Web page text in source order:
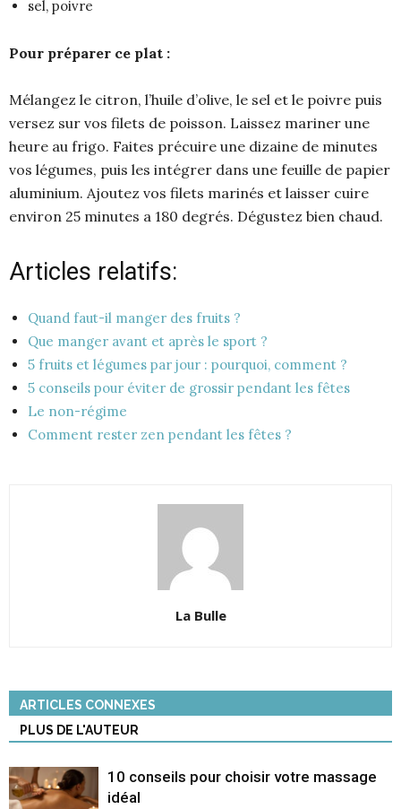
sel, poivre
Pour préparer ce plat :
Mélangez le citron, l’huile d’olive, le sel et le poivre puis
versez sur vos filets de poisson. Laissez mariner une
heure au frigo. Faites précuire une dizaine de minutes
vos légumes, puis les intégrer dans une feuille de papier
aluminium. Ajoutez vos filets marinés et laisser cuire
environ 25 minutes a 180 degrés. Dégustez bien chaud.
Articles relatifs:
Quand faut-il manger des fruits ?
Que manger avant et après le sport ?
5 fruits et légumes par jour : pourquoi, comment ?
5 conseils pour éviter de grossir pendant les fêtes
Le non-régime
Comment rester zen pendant les fêtes ?
La Bulle
ARTICLES CONNEXES
PLUS DE L'AUTEUR
10 conseils pour choisir votre massage
idéal